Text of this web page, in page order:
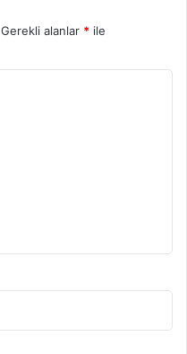
Gerekli alanlar * ile